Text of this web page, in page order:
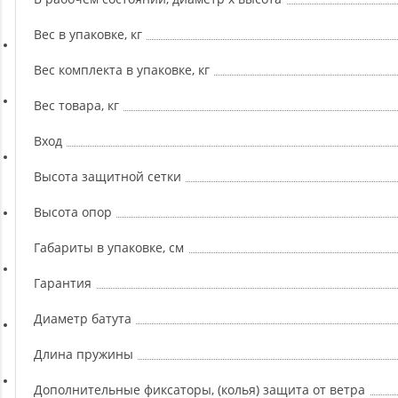
Ремни, Пояса и Упряжи
Сапборды
Системы хранения
Новинки
Вес в упаковке, кг
Вес комплекта в упаковке, кг
Вес товара, кг
Вход
Высота защитной сетки
Высота опор
Габариты в упаковке, см
Гарантия
Диаметр батута
Длина пружины
Дополнительные фиксаторы, (колья) защита от ветра